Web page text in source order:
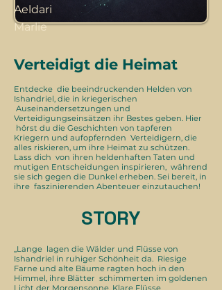
Aeldari
Marlie
Verteidigt die Heimat
Entdecke die beeindruckenden Helden von
Ishandriel, die in kriegerischen
Auseinandersetzungen und
Verteidigungseinsätzen ihr Bestes geben. Hier
hörst du die Geschichten von tapferen
Kriegern und aufopfernden Verteidigern, die
alles riskieren, um ihre Heimat zu schützen.
Lass dich von ihren heldenhaften Taten und
mutigen Entscheidungen inspirieren, während
sie sich gegen die Dunkel erheben. Sei bereit, in
ihre faszinierenden Abenteuer einzutauchen!
STORY
„Lange lagen die Wälder und Flüsse von
Ishandriel in ruhiger Schönheit da. Riesige
Farne und alte Bäume ragten hoch in den
Himmel, ihre Blätter schimmerten im goldenen
Licht der Morgensonne. Klare Flüsse